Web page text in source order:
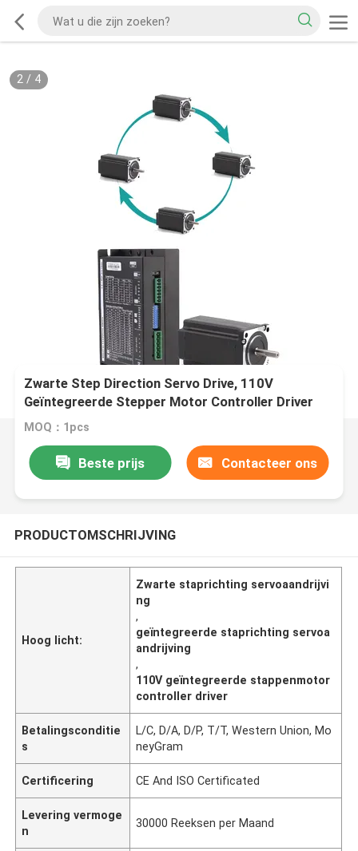
2/ 4
Zwarte Step Direction Servo Drive, 110V
Geïntegreerde Stepper Motor Controller Driver
MOQ：1pcs
Beste prijs Contacteer ons
PRODUCTOMSCHRIJVING
Hoog licht:
Zwarte staprichting servoaandrijvi
ng
,
geïntegreerde staprichting servoa
andrijving
,
110V geïntegreerde stappenmotor
controller driver
Betalingsconditie
s
L/C, D/A, D/P, T/T, Western Union, Mo
neyGram
Certificering CE And ISO Certificated
Levering vermoge
n
30000 Reeksen per Maand